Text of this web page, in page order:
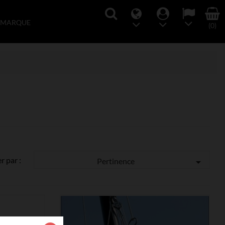
(0)
par : Pertinence 